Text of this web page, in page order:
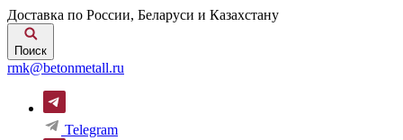
Доставка по России, Беларуси и Казахстану
Поиск
rmk@betonmetall.ru
Telegram